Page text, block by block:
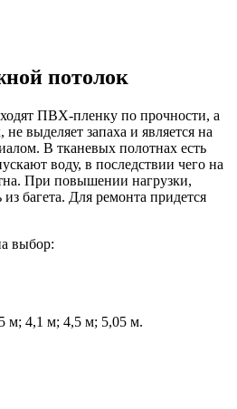
потолок
ПВХ-пленку по прочности, а
выделяет запаха и является на
В тканевых полотнах есть
воду, в последствии чего на
При повышении нагрузки,
багета. Для ремонта придется
выбор:
м; 4,1 м; 4,5 м; 5,05 м.